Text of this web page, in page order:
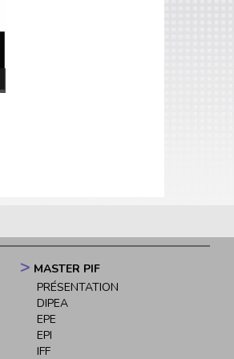
MASTER PIF
PRÉSENTATION
DIPEA
EPE
EPI
IFF